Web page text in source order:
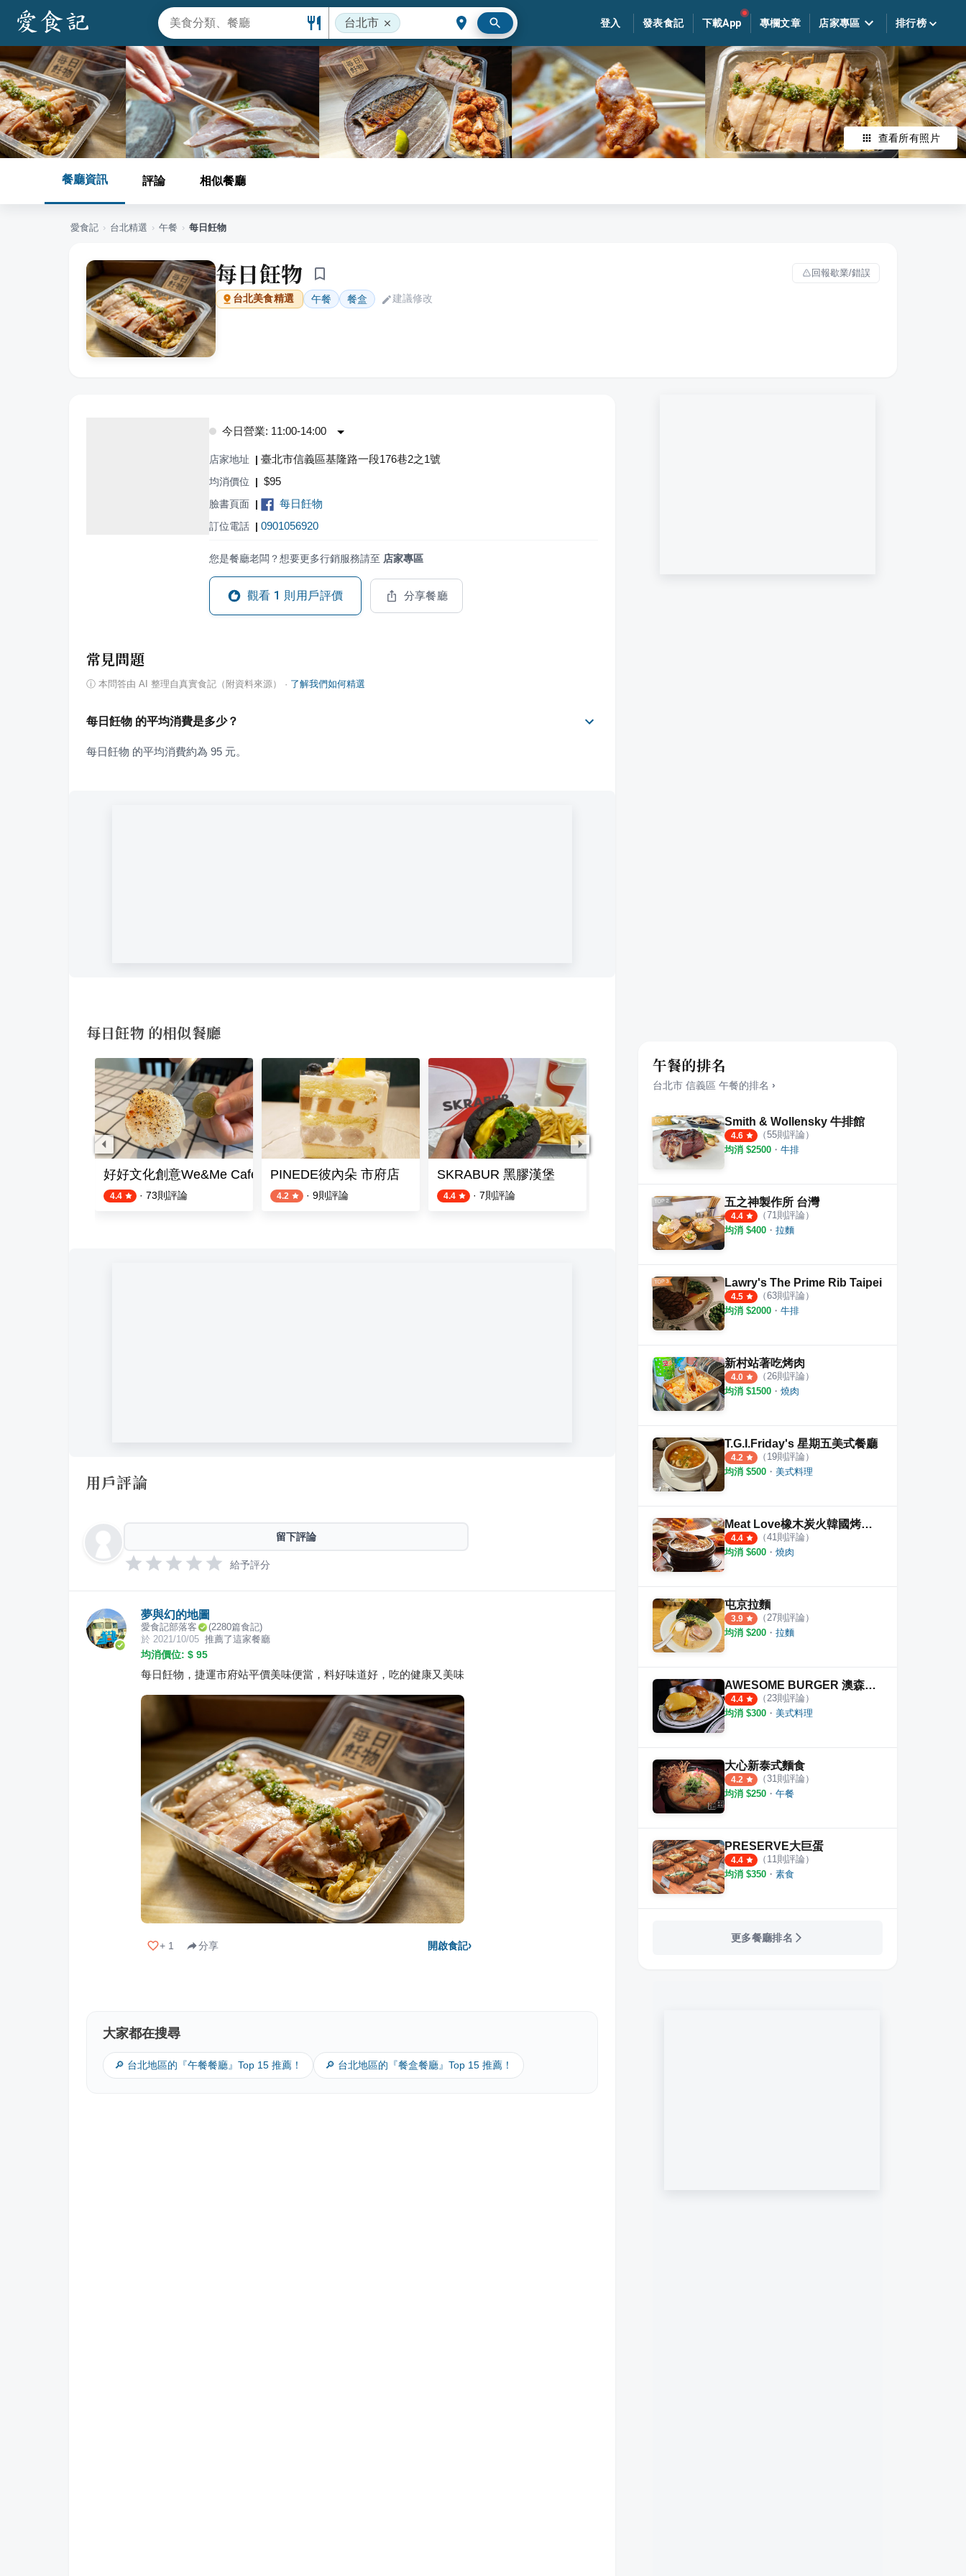
台北市 登入 發表食記 下載App 專欄文章 店家專區 排行榜
查看所有照片
餐廳資訊 評論 相似餐廳
愛食記 › 台北精選 › 午餐 › 每日飪物
每日飪物 回報歇業/錯誤
台北美食精選 午餐 餐盒 建議修改
今日營業: 11:00-14:00
店家地址 | 臺北市信義區基隆路一段176巷2之1號
均消價位 | $95
臉書頁面 | 每日飪物
訂位電話 | 0901056920
您是餐廳老闆？想要更多行銷服務請至 店家專區
觀看 1 則用戶評價 分享餐廳
常見問題
ⓘ 本問答由 AI 整理自真實食記（附資料來源） · 了解我們如何精選
每日飪物 的平均消費是多少？
每日飪物 的平均消費約為 95 元。
每日飪物 的相似餐廳
好好文化創意We&Me Cafe
4.4 · 73則評論
PINEDE彼內朵 市府店
4.2 · 9則評論
SKRABUR 黑膠漢堡
4.4 · 7則評論
三分半海鮮鍋物
則評論 4.5 ·1則評論
用戶評論
留下評論
給予評分
夢與幻的地圖
愛食記部落客 (2280篇食記)
於 2021/10/05 推薦了這家餐廳
均消價位: $ 95
每日飪物，捷運市府站平價美味便當，料好味道好，吃的健康又美味
+ 1 分享 開啟食記›
大家都在搜尋
🔎 台北地區的『午餐餐廳』Top 15 推薦！ 🔎 台北地區的『餐盒餐廳』Top 15 推薦！
午餐的排名
台北市 信義區 午餐的排名 ›
Smith & Wollensky 牛排館
4.6 （55則評論）
均消 $2500 ・ 牛排
五之神製作所 台灣
4.4 （71則評論）
均消 $400 ・ 拉麵
Lawry's The Prime Rib Taipei
4.5 （63則評論）
均消 $2000 ・ 牛排
新村站著吃烤肉
4.0 （26則評論）
均消 $1500 ・ 燒肉
T.G.I.Friday's 星期五美式餐廳
4.2 （ 19則評論）
均消 $500 ・ 美式料理
Meat Love橡木炭火韓國烤肉 信義店
4.4 （41則評論）
均消 $600 ・ 燒肉
屯京拉麵
3.9 （27則評論）
均消 $200 ・ 拉麵
AWESOME BURGER 澳森漢堡
4.4 （23則評論）
均消 $300 ・ 美式料理
大心新泰式麵食
4.2 （31則評論）
均消 $250 ・ 午餐
PRESERVE大巨蛋
4.4 （ 11則評論）
均消 $350 ・ 素食
更多餐廳排名